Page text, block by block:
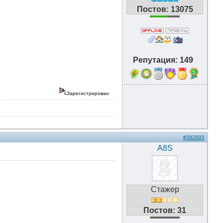
Постов: 13075
Репутация: 149
5
Зарегистрирован
#392693
A8S
Стажер
Постов: 31